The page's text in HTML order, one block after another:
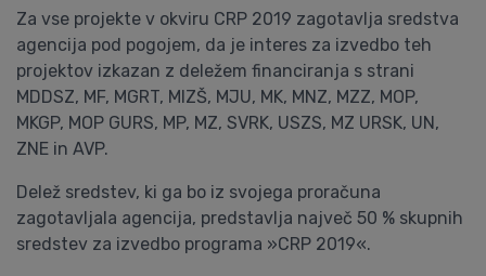
Za vse projekte v okviru CRP 2019 zagotavlja sredstva
agencija pod pogojem, da je interes za izvedbo teh
projektov izkazan z deležem financiranja s strani
MDDSZ, MF, MGRT, MIZŠ, MJU, MK, MNZ, MZZ, MOP,
MKGP, MOP GURS, MP, MZ, SVRK, USZS, MZ URSK, UN,
ZNE in AVP.
Delež sredstev, ki ga bo iz svojega proračuna
zagotavljala agencija, predstavlja največ 50 % skupnih
sredstev za izvedbo programa »CRP 2019«.